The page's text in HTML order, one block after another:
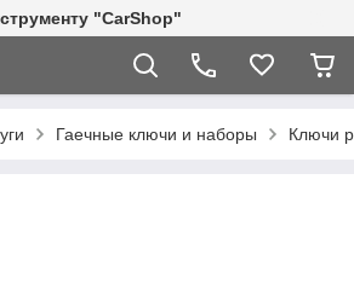
"CarShop"
Гаечные ключи и наборы Ключи